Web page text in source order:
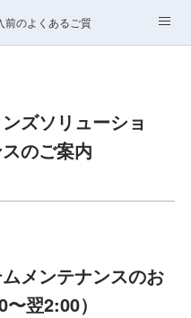
前のよくあるご質問
ズソリューショ
のご案内
メンテナンスのお
翌2:00）